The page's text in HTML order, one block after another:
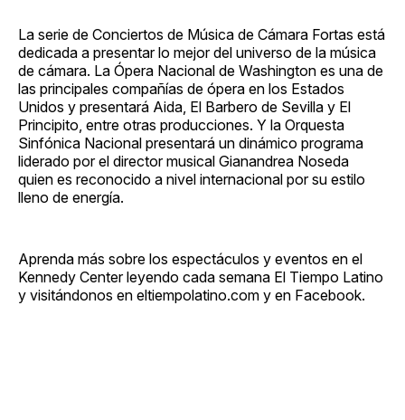
La serie de Conciertos de Música de Cámara Fortas está
dedicada a presentar lo mejor del universo de la música
de cámara. La Ópera Nacional de Washington es una de
las principales compañías de ópera en los Estados
Unidos y presentará Aida, El Barbero de Sevilla y El
Principito, entre otras producciones. Y la Orquesta
Sinfónica Nacional presentará un dinámico programa
liderado por el director musical Gianandrea Noseda
quien es reconocido a nivel internacional por su estilo
lleno de energía.
Aprenda más sobre los espectáculos y eventos en el
Kennedy Center leyendo cada semana El Tiempo Latino
y visitándonos en eltiempolatino.com y en Facebook.